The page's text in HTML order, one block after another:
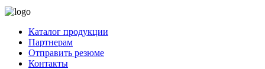
Каталог продукции
Партнерам
Отправить резюме
Контакты